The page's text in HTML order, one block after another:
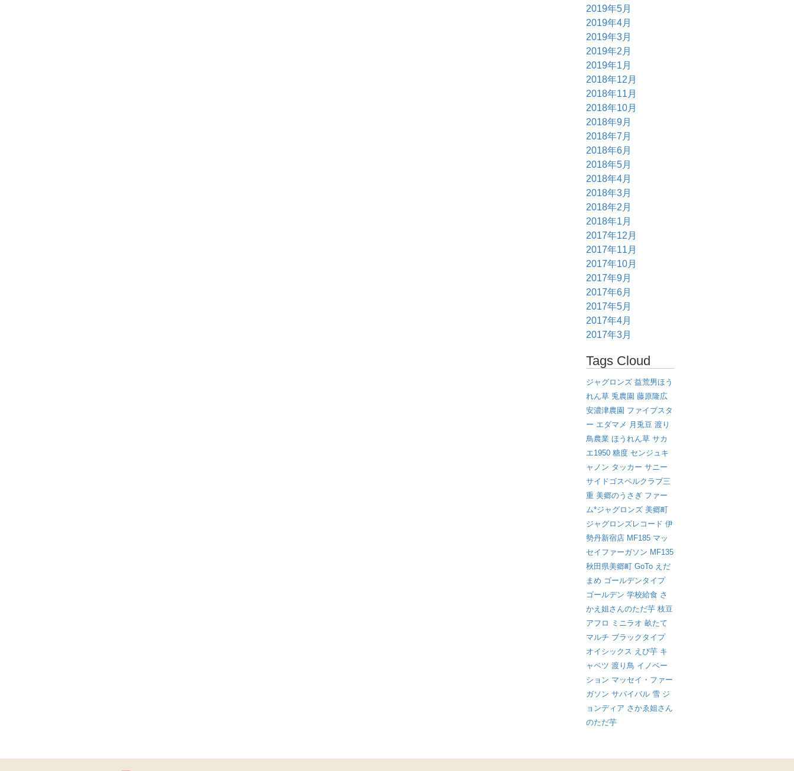
2019年5月
2019年4月
2019年3月
2019年2月
2019年1月
2018年12月
2018年11月
2018年10月
2018年9月
2018年7月
2018年6月
2018年5月
2018年4月
2018年3月
2018年2月
2018年1月
2017年12月
2017年11月
2017年10月
2017年9月
2017年6月
2017年5月
2017年4月
2017年3月
Tags Cloud
ジャグロンズ 益荒男ほう
れん草 兎農園 藤原隆広
安濃津農園 ファイブスタ
ー エダマメ 月兎豆 渡り
鳥農業 ほうれん草 サカ
エ1950 糖度 センジュキ
ャノン タッカー サニー
サイドゴスペルクラブ三
重 美郷のうさぎ ファー
ム*ジャグロンズ 美郷町
ジャグロンズレコード 伊
勢丹新宿店 MF185 マッ
セイファーガソン MF135
秋田県美郷町 GoTo えだ
まめ ゴールデンタイプ
ゴールデン 学校給食 さ
かえ姐さんのただ芋 枝豆
アフロ ミニラオ 畝たて
マルチ ブラックタイプ
オイシックス えび芋 キ
ャベツ 渡り鳥 イノベー
ション マッセイ・ファー
ガソン サバイバル 雪 ジ
ョンディア さかゑ姐さん
のただ芋